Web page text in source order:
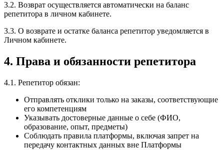
3.2. Возврат осуществляется автоматически на баланс
репетитора в личном кабинете.
3.3. О возврате и остатке баланса репетитор уведомляется в
Личном кабинете.
4. Права и обязанности репетитора
4.1. Репетитор обязан:
Отправлять отклики только на заказы, соответствующие
его компетенциям
Указывать достоверные данные о себе (ФИО,
образование, опыт, предметы)
Соблюдать правила платформы, включая запрет на
передачу контактных данных вне Платформы